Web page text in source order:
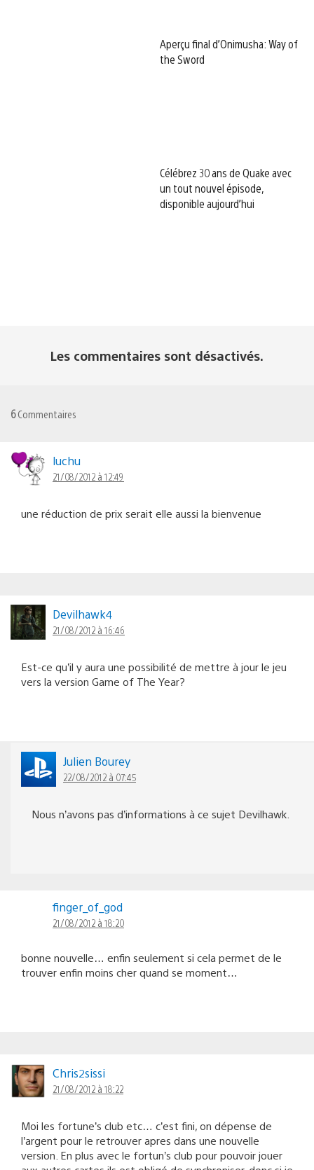
Aperçu final d’Onimusha: Way of
the Sword
Célébrez 30 ans de Quake avec
un tout nouvel épisode,
disponible aujourd’hui
Les commentaires sont désactivés.
6Commentaires
luchu
21/08/2012 à 12:49
une réduction de prix serait elle aussi la bienvenue
Devilhawk4
21/08/2012 à 16:46
Est-ce qu’il y aura une possibilité de mettre à jour le jeu
vers la version Game of The Year?
Julien Bourey
22/08/2012 à 07:45
Nous n’avons pas d’informations à ce sujet Devilhawk.
finger_of_god
21/08/2012 à 18:20
bonne nouvelle… enfin seulement si cela permet de le
trouver enfin moins cher quand se moment…
Chris2sissi
21/08/2012 à 18:22
Moi les fortune’s club etc… c’est fini, on dépense de
l’argent pour le retrouver apres dans une nouvelle
version. En plus avec le fortun’s club pour pouvoir jouer